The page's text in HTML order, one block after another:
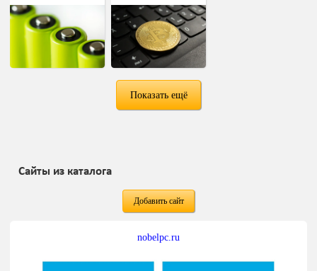
Показать ещё
Сайты из каталога
Добавить сайт
nobelpc.ru